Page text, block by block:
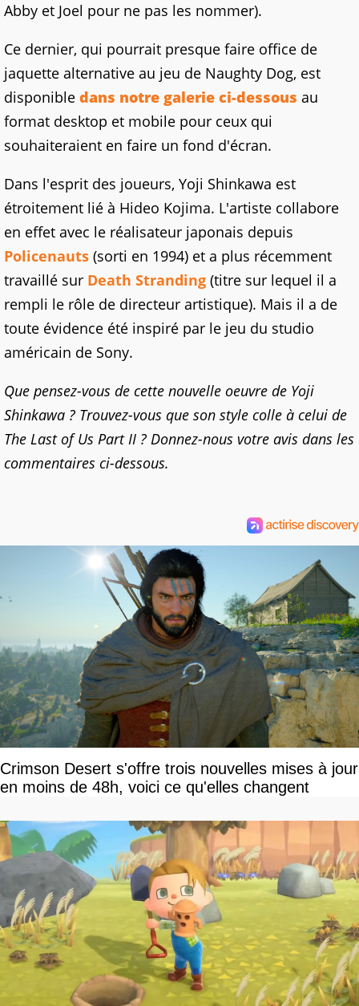
Abby et Joel pour ne pas les nommer).
Ce dernier, qui pourrait presque faire office de
jaquette alternative au jeu de Naughty Dog, est
disponible dans notre galerie ci-dessous au
format desktop et mobile pour ceux qui
souhaiteraient en faire un fond d'écran.
Dans l'esprit des joueurs, Yoji Shinkawa est
étroitement lié à Hideo Kojima. L'artiste collabore
en effet avec le réalisateur japonais depuis
Policenauts (sorti en 1994) et a plus récemment
travaillé sur Death Stranding (titre sur lequel il a
rempli le rôle de directeur artistique). Mais il a de
toute évidence été inspiré par le jeu du studio
américain de Sony.
Que pensez-vous de cette nouvelle oeuvre de Yoji
Shinkawa ? Trouvez-vous que son style colle à celui de
The Last of Us Part II ? Donnez-nous votre avis dans les
commentaires ci-dessous.
Crimson Desert s'offre trois nouvelles mises à jour
en moins de 48h, voici ce qu'elles changent